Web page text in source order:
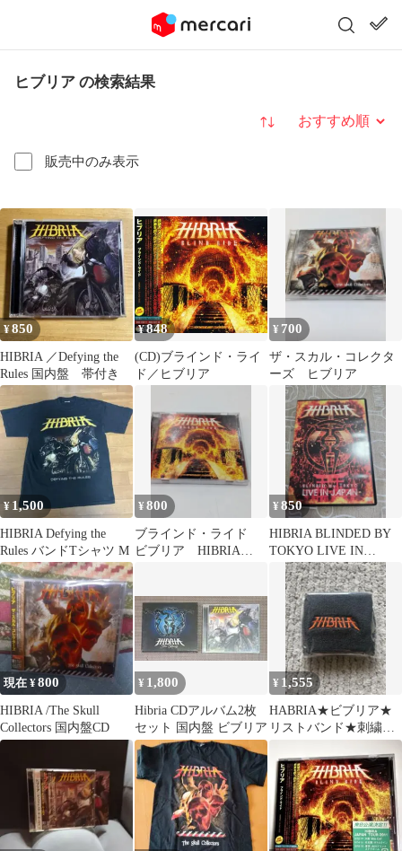
ヒブリア の検索結果
販売中のみ表示
並び替え
¥850
HIBRIA ／Defying the
Rules 国内盤 帯付き
¥848
(CD)ブラインド・ライ
ド／ヒブリア
¥ 700
ザ・スカル・コレクタ
ーズ ヒブリア
¥ 1,500
HIBRIA Defying the
Rules バンドTシャツ M
¥800
ブラインド・ライド
ビブリア HIBRIA
¥850
HIBRIA BLINDED BY
TOKYO LIVE IN
JAPAN
現在 ¥800
HIBRIA /The Skull
Collectors 国内盤CD
¥ 1,800
Hibria CDアルバム2枚
セット 国内盤 ビブリア
¥ 1,555
HABRIA★ビブリア★
リストバンド★刺繍★
黒★レア